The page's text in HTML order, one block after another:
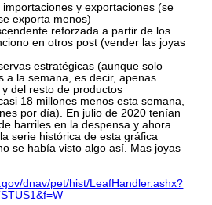
y exportaciones (se
exporta menos)
reforzada a partir de los
en otros post (vender las joyas
estratégicas (aunque solo
a la semana, es decir, apenas
del resto de productos
18 millones menos esta semana,
por día). En julio de 2020 tenían
barriles en la despensa y ahora
serie histórica de esta gráfica
se había visto algo así. Mas joyas
dnav/pet/hist/LeafHandler.ashx?